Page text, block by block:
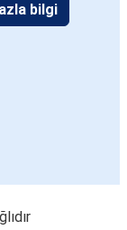
bilgi